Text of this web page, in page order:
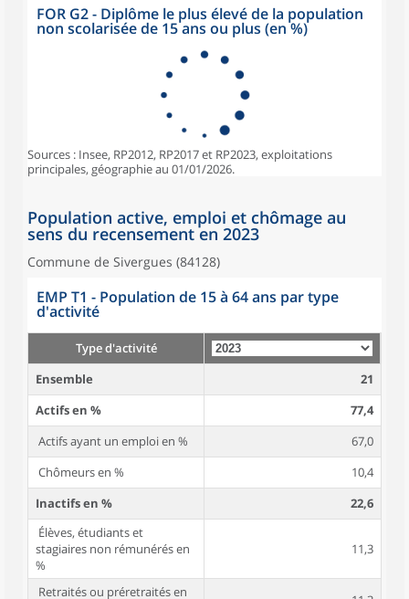
FOR G2 - Diplôme le plus élevé de la population
non scolarisée de 15 ans ou plus (en %)
Sources : Insee, RP2012, RP2017 et RP2023, exploitations
principales, géographie au 01/01/2026.
Population active, emploi et chômage au
sens du recensement en 2023
Commune de Sivergues (84128)
EMP T1 - Population de 15 à 64 ans par type
d'activité
Type d'activité
Ensemble
21
Actifs en %
77,4
Actifs ayant un emploi en %
67,0
Chômeurs en %
10,4
Inactifs en %
22,6
Élèves, étudiants et
stagiaires non rémunérés en
%
11,3
Retraités ou préretraités en